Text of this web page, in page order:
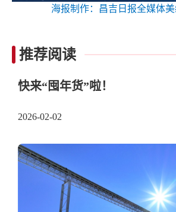
海报制作：昌吉日报全媒体
推荐阅读
快来“囤年货”啦！
2026-02-02